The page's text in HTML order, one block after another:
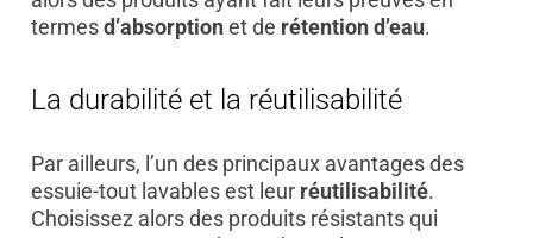
termesd’absorptionet de rétention d’eau.
La durabilité et la réutilisabilité
Par ailleurs, l’un des principaux avantages des
essuie-tout lavables est leur réutilisabilité.
Choisissez alors des produits résistants qui